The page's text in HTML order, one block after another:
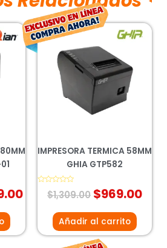
El
precio
actual
$2,859.00.
IMPRESORA TERMICA 58MM
GHIA GTP582
Valorado
con$1,309.00
El
precio
original
era:
$1,309.00.
$969.00
El
Añadir al carrito